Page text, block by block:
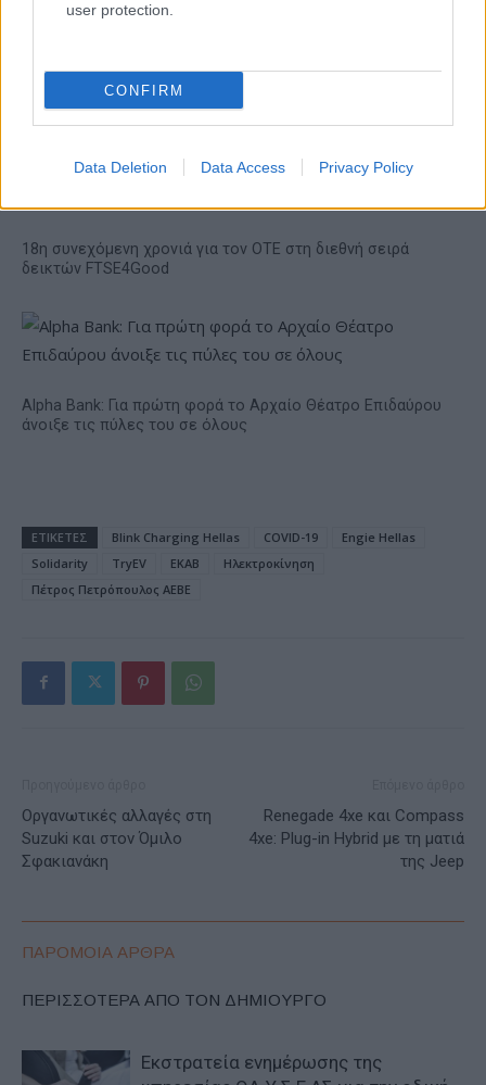
user protection.
CONFIRM
Data Deletion Data Access Privacy Policy
συνεχίζουν μαζί: Ανανέωση
18η συνεχόμενη χρονιά για τον ΟΤΕ στη διεθνή σειρά
δεικτών FTSE4Good
Alpha Bank: Για πρώτη φορά το Αρχαίο Θέατρο Επιδαύρου
άνοιξε τις πύλες του σε όλους
ΕΤΙΚΕΤΕΣ Blink Charging Hellas COVID-19
Engie Hellas
Solidarity
TryEV ΕΚΑΒ
Ηλεκτροκίνηση
Πέτρος Πετρόπουλος ΑΕΒΕ
Οργανωτικές αλλαγές στη
Suzuki και στον Όμιλο
Σφακιανάκη
Renegade 4xe και Compass
4xe: Plug-in Hybrid με τη ματιά
της Jeep
ΠΑΡΟΜΟΙΑ ΑΡΘΡΑ
ΠΕΡΙΣΣΟΤΕΡΑ ΑΠΟ ΤΟΝ ΔΗΜΙΟΥΡΓΟ
Εκστρατεία ενημέρωσης της